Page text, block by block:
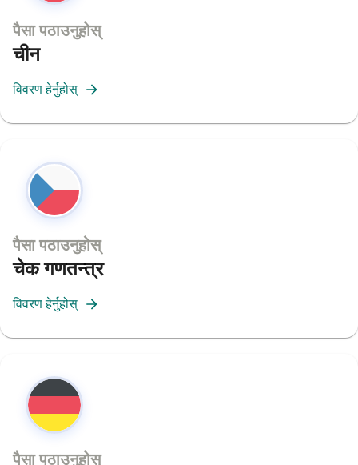
पैसा पठाउनुहोस्
चीन
विवरण हेर्नुहोस्
पैसा पठाउनुहोस्
चेक गणतन्त्र
विवरण हेर्नुहोस्
पैसा पठाउनुहोस्